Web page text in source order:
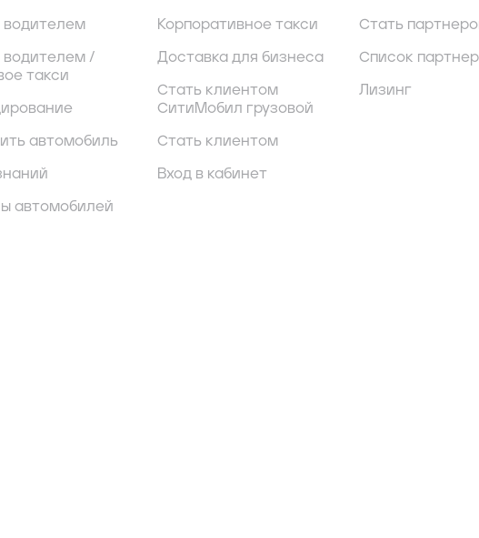
водителем
водителем /
такси
автомобиль
автомобилей
Корпоративное такси
Доставка для бизнеса
Стать клиентом
СитиМобил грузовой
Стать клиентом
Вход в кабинет
Стать
Список
Лизинг